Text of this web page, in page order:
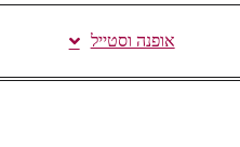
אופנה וסטייל